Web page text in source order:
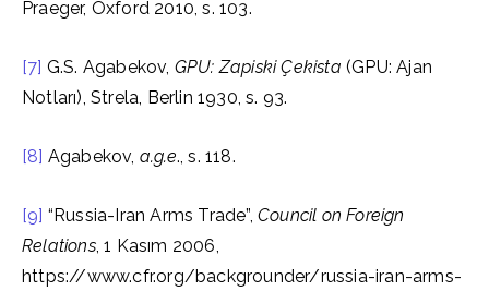
Praeger, Oxford 2010, s. 103.
[7] G.S. Agabekov, GPU: Zapiski Çekista (GPU: Ajan
Notları), Strela, Berlin 1930, s. 93.
[8] Agabekov, a.g.e., s. 118.
[9] “Russia-Iran Arms Trade”,Council on Foreign
Relations, 1 Kasım 2006,
https://www.cfr.org/backgrounder/russia-iran-arms-